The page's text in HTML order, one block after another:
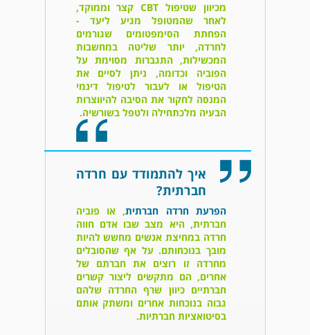
מכיוון שטיפול CBT קצר וממוקד,
לאחר שהמטופל מגיע ליעד -
הפחתת הסימפטומים שגורמים
לחרדה, יותר שליטה במחשבות
המכשילות, התגברות מסוימת על
הפוביה וכדומה, ניתן לסיים את
הטיפול או לעבור לטיפול דינמי
המנסה לחקור את הסיבה להיווצרות
הבעיה מלכתחילה ולטפל בשורשיה.
איך להתמודד עם חרדה
חברתית?
הפרעת חרדה חברתית, או פוביה
חברתית, היא מצב שבו אדם חווה
חרדה במחיצת אנשים מחשש להיות
מובך בנוכחותם. על אף שהסובלים
מחרדה זו רוצים את חברתם של
אחרים, הם מתקשים ליצור קשרים
חברתיים כיוון שרף החרדה שלהם
גבוה בנוכחות אחרים ומשתק אותם
בסיטואציות חברתיות.